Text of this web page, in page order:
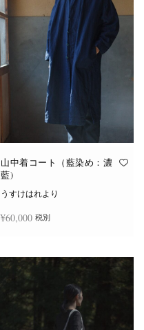
山中着コート（藍染め：濃
藍)
うすけはれより
¥60,000 税別